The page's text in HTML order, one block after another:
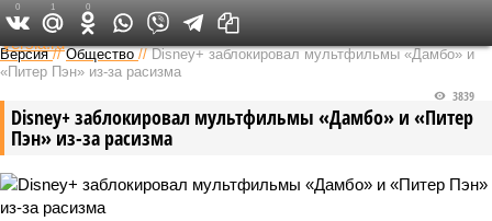
Федеральный выпуск
Версия //Общество //Disney+ заблокировал мультфильмы «Дамбо» и
«Питер Пэн» из-за расизма
Disney+ заблокировал мультфильмы «Дамбо» и «Питер
Пэн» из-за расизма
3839
0 1 0